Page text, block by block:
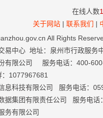
在线人数
关于网站 | 联系我们 |
All Rights
易中心 地址：泉州市行政服
有限公司 服务电话：400-
1077967681
息科技有限公司 服务电话：
据集团有限责任公司 服务电话
务有限公司